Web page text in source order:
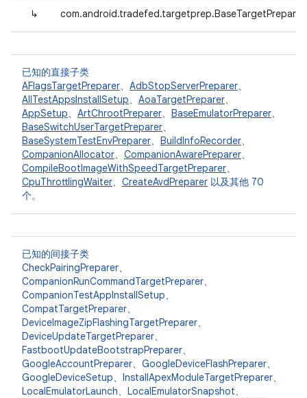
↳ com.android.tradefed.targetprep.BaseTargetPreparer
已知的直接子类
AFlagsTargetPreparer、 AdbStopServerPreparer、
AllTestAppsInstallSetup、 AoaTargetPreparer、
AppSetup、 ArtChrootPreparer、 BaseEmulatorPreparer、
BaseSwitchUserTargetPreparer、
BaseSystemTestEnvPreparer、 BuildInfoRecorder、
CompanionAllocator、 CompanionAwarePreparer、
CompileBootImageWithSpeedTargetPreparer、
CpuThrottlingWaiter、 CreateAvdPreparer 以及其他 70
个。
已知的间接子类
CheckPairingPreparer、
CompanionRunCommandTargetPreparer、
CompanionTestAppInstallSetup、
CompatTargetPreparer、
DeviceImageZipFlashingTargetPreparer、
DeviceUpdateTargetPreparer、
FastbootUpdateBootstrapPreparer、
GoogleAccountPreparer、GoogleDeviceFlashPreparer、
GoogleDeviceSetup、InstallApexModuleTargetPreparer、
LocalEmulatorLaunch、LocalEmulatorSnapshot、